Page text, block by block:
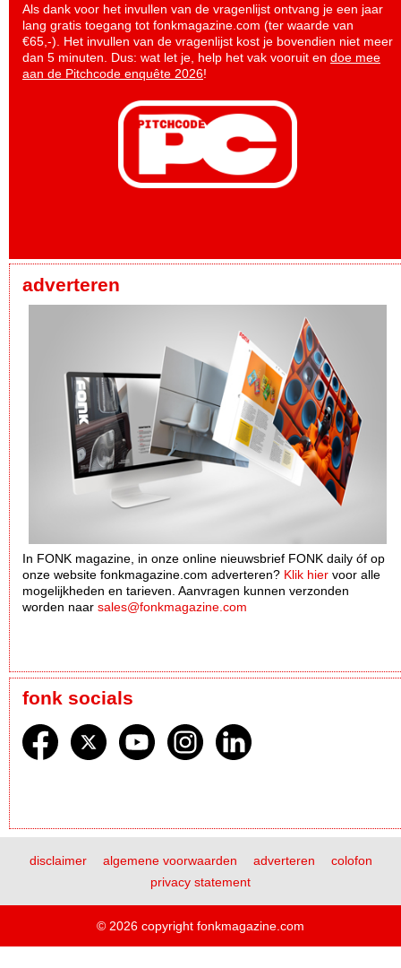
Als dank voor het invullen van de vragenlijst ontvang je een jaar
lang gratis toegang tot fonkmagazine.com (ter waarde van
€65,-). Het invullen van de vragenlijst kost je bovendien niet meer
dan 5 minuten. Dus: wat let je, help het vak vooruit en doe mee
aan de Pitchcode enquête 2026!
adverteren
In FONK magazine, in onze online nieuwsbrief FONK daily óf op
onze website fonkmagazine.com adverteren? Klik hier voor alle
mogelijkheden en tarieven. Aanvragen kunnen verzonden
worden naar sales@fonkmagazine.com
fonk socials
disclaimer algemene voorwaarden adverteren
colofon
privacy statement
© 2026 copyright fonkmagazine.com